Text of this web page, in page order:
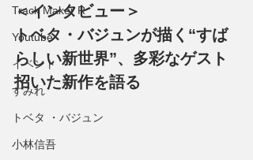
Track Maker R
Youtube
イベント
すみれ
トベタ ・バジュン
小林信吾
＜インタビュー＞
トベタ・バジュンが描く“すば
らしい新世界”、多彩なゲスト
招いた新作を語る